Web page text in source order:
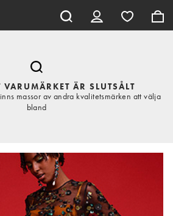
ÄR SLUTSÅLT
massor av andra kvalitetsmärken att välja
bland